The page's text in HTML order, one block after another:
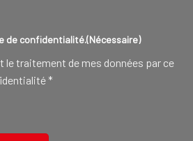
de confidentialité.(Nécessaire)
le traitement de mes données par ce
*